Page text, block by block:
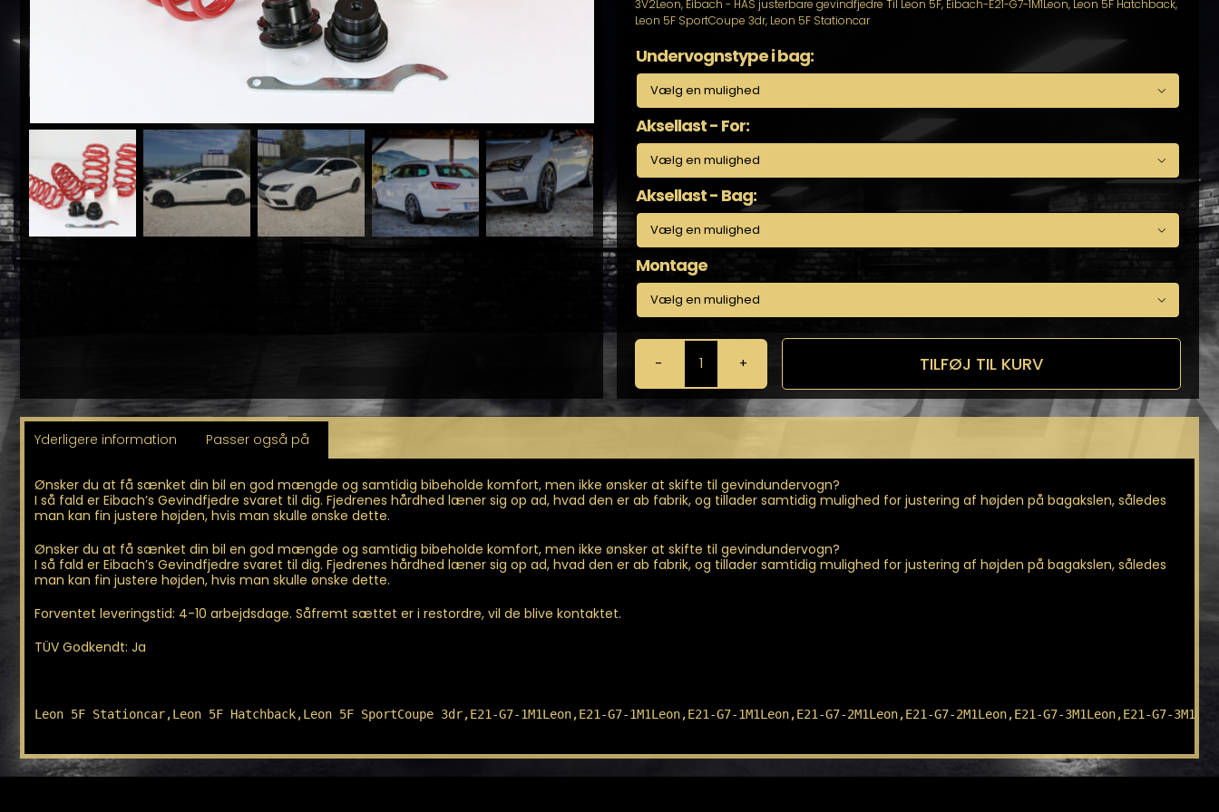
3V2Leon, Eibach - HAS justerbare gevindfjedre Til Leon 5F, Eibach-E21-G7-1M1Leon, Leon 5F Hatchback,
Leon 5F SportCoupe 3dr, Leon 5F Stationcar
Undervognstype i bag:

Aksellast - For:

Aksellast - Bag:

Montage

Eibach
-
HAS
justerbare
Til
5F
antal
TILFØJ TIL KURV
Yderligere information Passer også på
Ønsker du at få sænket din bil en god mængde og samtidig bibeholde komfort, men ikke ønsker at skifte til gevindundervogn?
I så fald er Eibach’s Gevindfjedre svaret til dig. Fjedrenes hårdhed læner sig op ad, hvad den er ab fabrik, og tillader samtidig mulighed for justering af højden på bagakslen, således
man kan fin justere højden, hvis man skulle ønske dette.
Ønsker du at få sænket din bil en god mængde og samtidig bibeholde komfort, men ikke ønsker at skifte til gevindundervogn?
I så fald er Eibach’s Gevindfjedre svaret til dig. Fjedrenes hårdhed læner sig op ad, hvad den er ab fabrik, og tillader samtidig mulighed for justering af højden på bagakslen, således
man kan fin justere højden, hvis man skulle ønske dette.
Forventet leveringstid: 4-10 arbejdsdage. Såfremt sættet er i restordre, vil de blive kontaktet.
TÜV Godkendt: Ja
Leon 5F Stationcar,Leon 5F Hatchback,Leon 5F SportCoupe 3dr,E21-G7-1M1Leon,E21-G7-1M1Leon,E21-G7-1M1Leon,E21-G7-2M1Leon,E21-G7-2M1Leon,E21-G7-3M1Leon,E21-G7-